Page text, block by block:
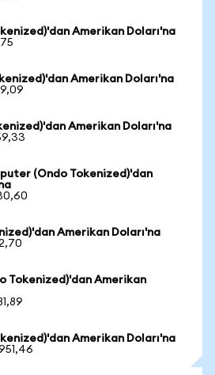
Amerikan Doları'na
Amerikan Doları'na
Amerikan Doları'na
(Ondo Tokenized)'dan
Amerikan Doları'na
Tokenized)'dan Amerikan
Amerikan Doları'na